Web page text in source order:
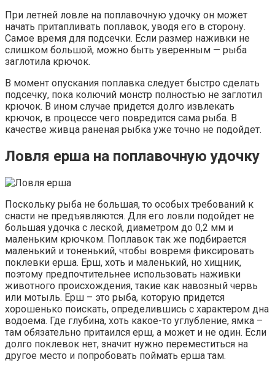
При летней ловле на поплавочную удочку он может
начать притапливать поплавок, уводя его в сторону.
Самое время для подсечки. Если размер наживки не
слишком большой, можно быть уверенным — рыба
заглотила крючок.
В момент опускания поплавка следует быстро сделать
подсечку, пока колючий монстр полностью не заглотил
крючок. В ином случае придется долго извлекать
крючок, в процессе чего повредится сама рыба. В
качестве живца раненая рыбка уже точно не подойдет.
Ловля ерша на поплавочную удочку
Поскольку рыба не большая, то особых требований к
снасти не предъявляются. Для его ловли подойдет не
большая удочка с леской, диаметром до 0,2 мм и
маленьким крючком. Поплавок так же подбирается
маленький и тоненький, чтобы вовремя фиксировать
поклевки ерша. Ерш, хоть и маленький, но хищник,
поэтому предпочтительнее использовать наживки
животного происхождения, такие как навозный червь
или мотыль. Ерш – это рыба, которую придется
хорошенько поискать, определившись с характером дна
водоема. Где глубина, хоть какое-то углубление, ямка –
там обязательно притаился ерш, а может и не один. Если
долго поклевок нет, значит нужно переместиться на
другое место и попробовать поймать ерша там.